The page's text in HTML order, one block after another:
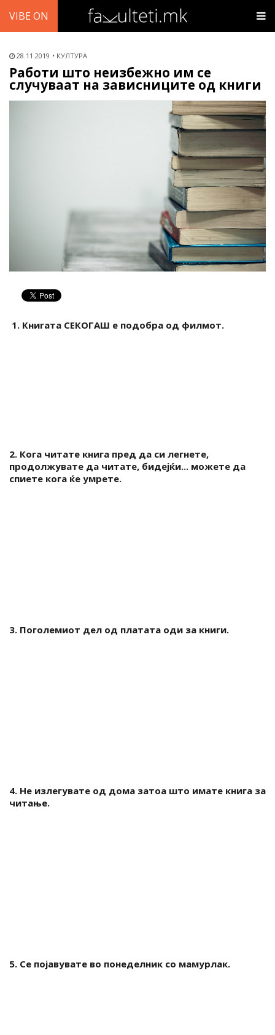
VIBE ON
28.11.2019 КУЛТУРА
Работи што неизбежно им се
случуваат на зависниците од книги
1. Книгата СЕКОГАШ е подобра од филмот.
2. Кога читате книга пред да си легнете,
продолжувате да читате, бидејќи... можете да
спиете кога ќе умрете.
3. Поголемиот дел од платата оди за книги.
4. Не излегувате од дома затоа што имате книга за
читање.
5. Се појавувате во понеделник со мамурлак.